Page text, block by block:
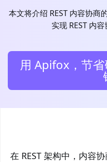
本文将介绍 REST 内容协商
实现 REST 内容
用 Apifox，节
在 REST 架构中，内容